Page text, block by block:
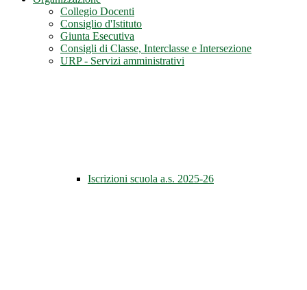
Collegio Docenti
Consiglio d'Istituto
Giunta Esecutiva
Consigli di Classe, Interclasse e Intersezione
URP - Servizi amministrativi
Iscrizioni scuola a.s. 2025-26